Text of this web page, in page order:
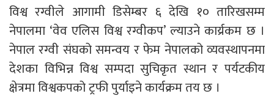
विश्व रग्वीले आगामी डिसेम्बर ६ देखि १० तारिखसम्म
नेपालमा ‘वेव एलिस विश्व रग्वीकप’ ल्याउने कार्य्रकम छ ।
नेपाल रग्वी संघको समन्वय र फेम नेपालको व्यवस्थापनमा
देशका विभिन्न विश्व सम्पदा सुचिकृत स्थान र पर्यटकीय
क्षेत्रमा विश्वकपको ट्रफी पुर्याइने कार्यक्रम तय छ ।